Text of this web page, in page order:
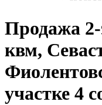
Продажа 2-
квм,
участке 4